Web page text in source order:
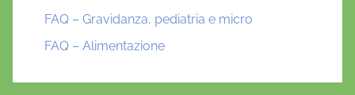
FAQ – Gravidanza, pediatria e micro
FAQ – Alimentazione